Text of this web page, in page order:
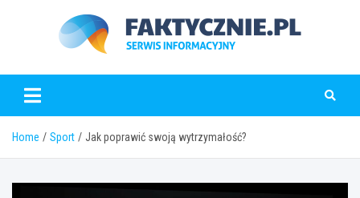
faktycznie.pl
Home Sport Jak poprawić swoją wytrzymałość?